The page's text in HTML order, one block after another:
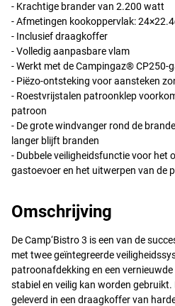
- Krachtige brander van 2.200 watt
- Afmetingen kookoppervlak:
- Inclusief draagkoffer
- Volledig aanpasbare vlam
- Werkt met de Campingaz® CP250-
- Piëzo-ontsteking voor aansteken
- Roestvrijstalen patroonklep
patroon
- De grote windvanger rond de
langer blijft branden
- Dubbele veiligheidsfunctie voor het
gastoevoer en het uitwerpen van de
Omschrijving
De Camp‘Bistro 3 is een van de
met twee geïntegreerde
patroonafdekking en een
stabiel en veilig kan worden
geleverd in een draagkoffer van